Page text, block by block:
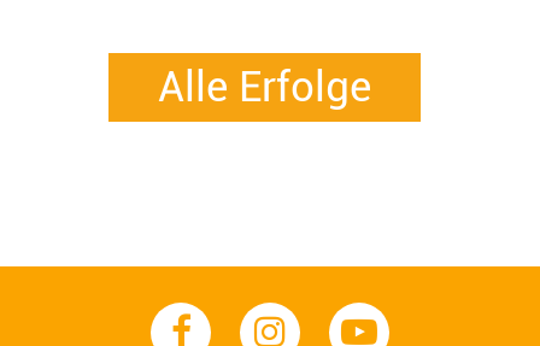
Alle Erfolge